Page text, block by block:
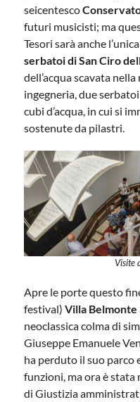
seicentesco
futuri musicisti; ma
Tesori sarà anche
serbatoi di San Ciro
dell’acqua scavata
ingegneria, due
cubi d’acqua, in cui si
sostenute da pilastri.
Visite
Apre le porte questo
festival)Villa Belmonte
neoclassica colma di
Giuseppe Emanuele
ha perduto il suo parco
funzioni, ma ora è
di Giustizia